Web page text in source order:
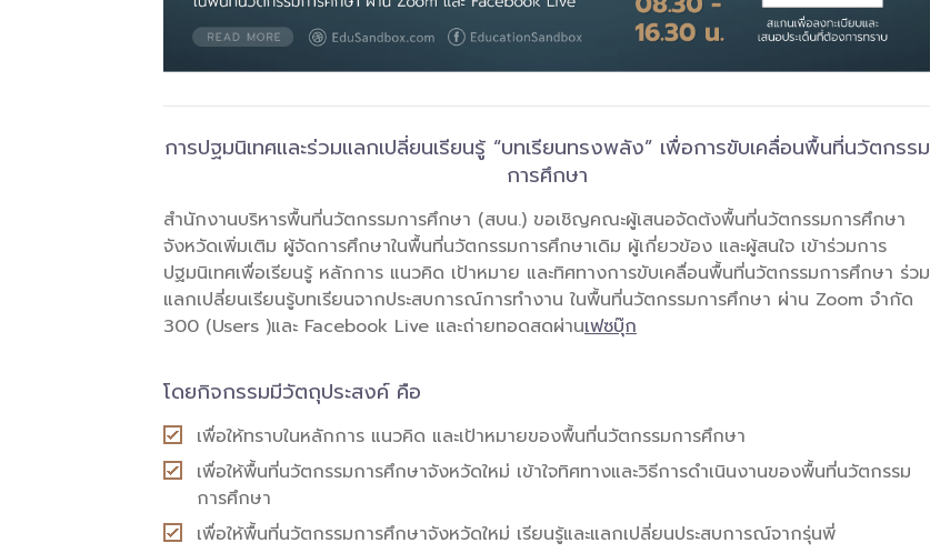
การปฐมนิเทศและร่วมแลกเปลี่ยนเรียนรู้ “บทเรียนทรงพลัง” เพื่อการขับเคลื่อนพื้นที่นวัตกรรม
การศึกษา
สำนักงานบริหารพื้นที่นวัตกรรมการศึกษา (สบน.) ขอเชิญคณะผู้เสนอจัดต้งพื้นที่นวัตกรรมการศึกษา
จังหวัดเพิ่มเติม ผู้จัดการศึกษาในพื้นที่นวัตกรรมการศึกษาเดิม ผู้เกี่ยวข้อง และผู้สนใจ เข้าร่วมการ
ปฐมนิเทศเพื่อเรียนรู้ หลักการ แนวคิด เป้าหมาย และทิศทางการขับเคลื่อนพื้นที่นวัตกรรมการศึกษา ร่วม
แลกเปลี่ยนเรียนรู้บทเรียนจากประสบการณ์การทำงาน ในพื้นที่นวัตกรรมการศึกษา ผ่าน Zoom จำกัด
300 (Users )และ Facebook Live และถ่ายทอดสดผ่านเฟซบุ๊ก
โดยกิจกรรมมีวัตถุประสงค์ คือ
เพื่อให้ทราบในหลักการ แนวคิด และเป้าหมายของพื้นที่นวัตกรรมการศึกษา
เพื่อให้พื้นที่นวัตกรรมการศึกษาจังหวัดใหม่ เข้าใจทิศทางและวิธีการดำเนินงานของพื้นที่นวัตกรรม
การศึกษา
เพื่อให้พื้นที่นวัตกรรมการศึกษาจังหวัดใหม่ เรียนรู้และแลกเปลี่ยนประสบการณ์จากรุ่นพี่